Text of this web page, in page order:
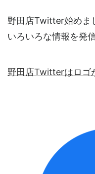
野田店Twitter始めま
いろいろな情報を発
野田店Twitterはロゴ